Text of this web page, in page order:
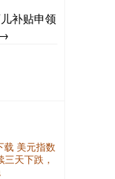
补贴申领
载 美元指数
天下跌，